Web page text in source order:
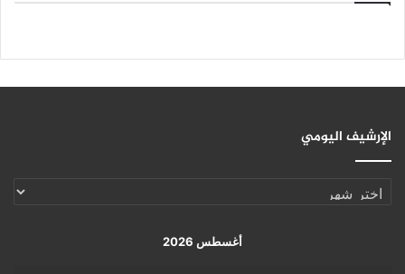
الإرشيف اليومي
الإرشيف
أغسطس 2026